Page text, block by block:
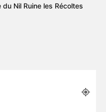
Nil Ruine les Récoltes